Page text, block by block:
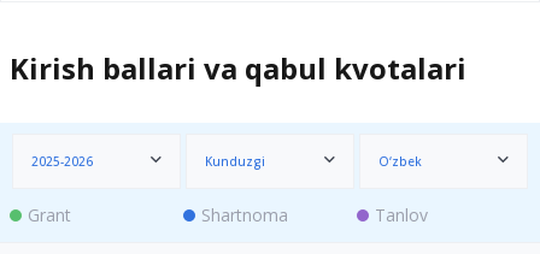
Kirish ballari va qabul kvotalari
2025-2026 Kunduzgi O‘zbek
Grant Shartnoma Tanlov